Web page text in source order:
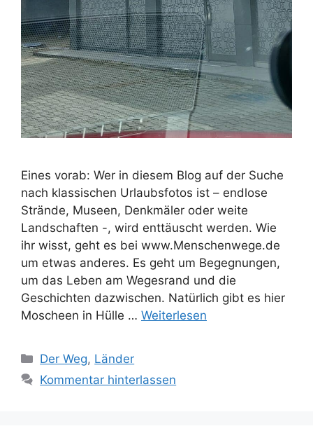
Eines vorab: Wer in diesem Blog auf der Suche
nach klassischen Urlaubsfotos ist – endlose
Strände, Museen, Denkmäler oder weite
Landschaften -, wird enttäuscht werden. Wie
ihr wisst, geht es bei www.Menschenwege.de
um etwas anderes. Es geht um Begegnungen,
um das Leben am Wegesrand und die
Geschichten dazwischen. Natürlich gibt es hier
Moscheen in Hülle … Weiterlesen
Kategorien
Der Weg, Länder
Kommentar hinterlassen